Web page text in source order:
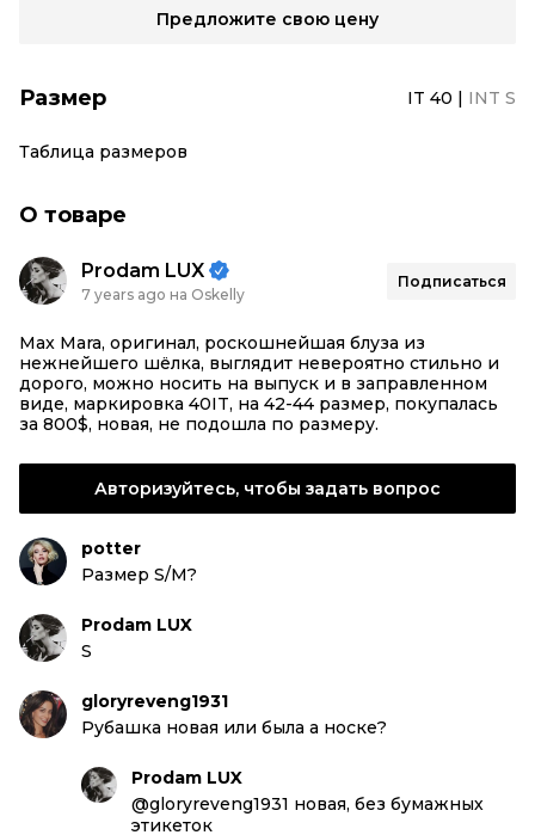
Предложите свою цену
Размер IT 40 | INT S
Таблица размеров
О товаре
Prodam LUX
7 years ago на Oskelly
Подписаться
Max Mara, оригинал, роскошнейшая блуза из
нежнейшего шёлка, выглядит невероятно стильно и
дорого, можно носить на выпуск и в заправленном
виде, маркировка 40IT, на 42-44 размер, покупалась
за 800$, новая, не подошла по размеру.
Авторизуйтесь, чтобы задать вопрос
potter
Размер S/M?
Prodam LUX
S
gloryreveng1931
Рубашка новая или была а носке?
Prodam LUX
@gloryreveng1931 новая, без бумажных
этикеток